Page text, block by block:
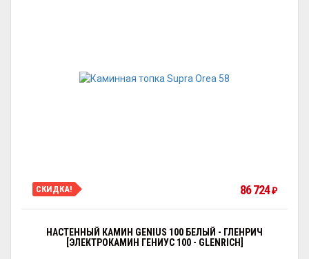
СКИДКА! 86 724₽
НАСТЕННЫЙ КАМИН GENIUS 100 БЕЛЫЙ - ГЛЕНРИЧ
[ЭЛЕКТРОКАМИН ГЕНИУС 100 - GLENRICH]